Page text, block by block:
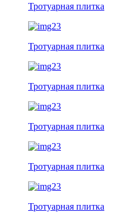
Тротуарная плитка
Тротуарная плитка
Тротуарная плитка
Тротуарная плитка
Тротуарная плитка
Тротуарная плитка